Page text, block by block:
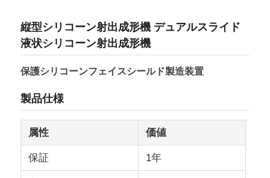
縦型シリコーン射出成形機 デュアルスライド
液状シリコーン射出成形機
保護シリコーンフェイスシールド製造装置
製品仕様
属性 価値
保証 1年